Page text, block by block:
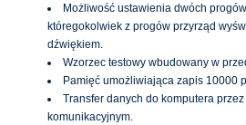
Możliwość ustawienia dwóch
któregokolwiek z progów przyrząd
dźwiękiem.
Wzorzec testowy wbudowany w
Pamięć umożliwiająca zapis 10000
Transfer danych do komputera
komunikacyjnym.